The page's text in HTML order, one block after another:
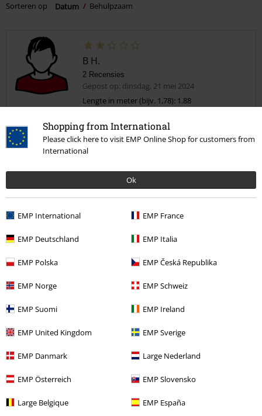
Shopping from International
Please click here to visit EMP Online Shop for customers from
International
Ok
EMP International EMP France
EMP Deutschland EMP Italia
EMP Polska EMP Česká Republika
EMP Norge EMP Schweiz
EMP Suomi EMP Ireland
EMP United Kingdom EMP Sverige
EMP Danmark Large Nederland
EMP Österreich EMP Slovensko
Large Belgique EMP España
Sorteren op
Datum Behulpzaam
B H.
2 Recensies
Gepost op: dinsdag, 21 mei 2024
Lengte in meter (bijv. 1,78): 1.88
Valt achterlijk groot!
Deze broek in maat L besteld. Ik denk dat ze een paar X'en zijn
broek over 40 kilo misschien wel zou passen. Heb normaal
spijkerbroekmaat W32, misschien dat een S beter past?
Zag er verder best goed uit, maar geen idee hoe hij zit.
Meer lezen
Kwaliteit
Ontwerp
Pasvorm
Opmerking
Laatst bezocht